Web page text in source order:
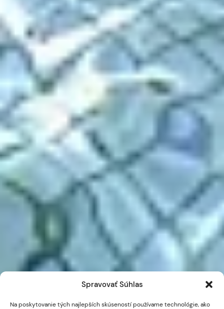
Spravovať Súhlas
Na poskytovanie tých najlepších skúseností používame technológie, ako